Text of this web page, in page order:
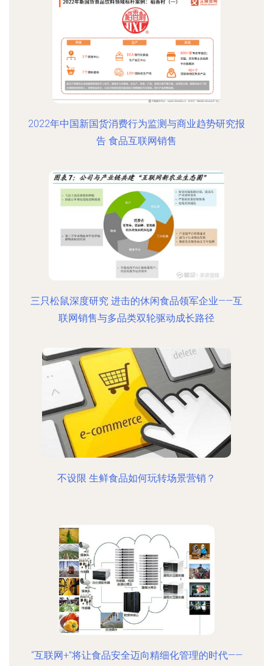
2022年中国新国货消费行为监测与商业趋势研究报
告 食品互联网销售
三只松鼠深度研究 进击的休闲食品领军企业——互
联网销售与多品类双轮驱动成长路径
不设限 生鲜食品如何玩转场景营销？
“互联网+”将让食品安全迈向精细化管理的时代——